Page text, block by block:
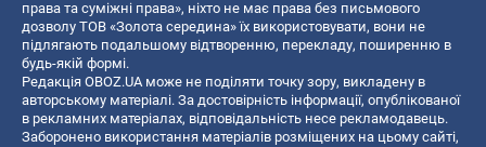
права та суміжні права», ніхто не має права без письмового
дозволу ТОВ «Золота середина» їх використовувати, вони не
підлягають подальшому відтворенню, перекладу, поширенню в
будь-якій формі.
Редакція OBOZ.UA може не поділяти точку зору, викладену в
авторському матеріалі. За достовірність інформації, опублікованої
в рекламних матеріалах, відповідальність несе рекламодавець.
Заборонено використання матеріалів розміщених на цьому сайті,